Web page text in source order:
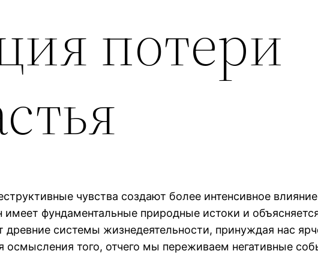
потери
чувства создают более интенсивное
фундаментальные природные истоки и
системы жизнедеятельности, принуждая нас
того, отчего мы переживаем негативные